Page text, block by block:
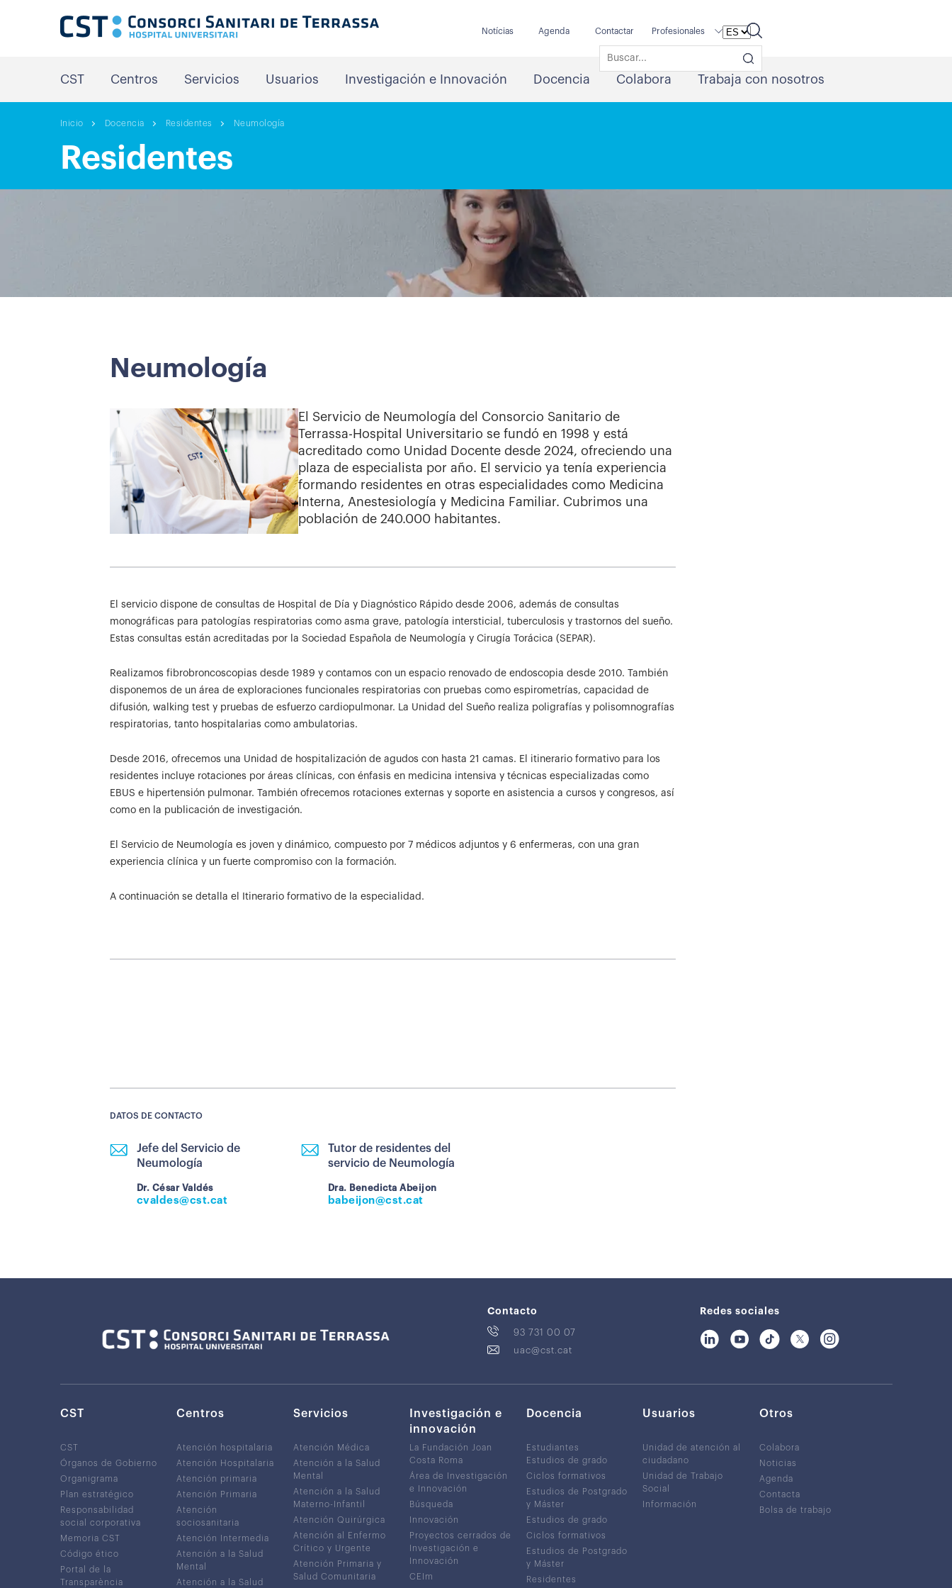
Notícias Agenda Contactar Profesionales
CST Centros Servicios Usuarios Investigación e Innovación Docencia Colabora Trabaja con nosotros
Inicio Docencia Residentes Neumología
Residentes
Neumología
El Servicio de Neumología del Consorcio Sanitario de
Terrassa-Hospital Universitario se fundó en 1998 y está
acreditado como Unidad Docente desde 2024, ofreciendo una
plaza de especialista por año. El servicio ya tenía experiencia
formando residentes en otras especialidades como Medicina
Interna, Anestesiología y Medicina Familiar. Cubrimos una
población de 240.000 habitantes.
El servicio dispone de consultas de Hospital de Día y Diagnóstico Rápido desde 2006, además de consultas
monográficas para patologías respiratorias como asma grave, patología intersticial, tuberculosis y trastornos del sueño.
Estas consultas están acreditadas por la Sociedad Española de Neumología y Cirugía Torácica (SEPAR).
Realizamos fibrobroncoscopias desde 1989 y contamos con un espacio renovado de endoscopia desde 2010. También
disponemos de un área de exploraciones funcionales respiratorias con pruebas como espirometrías, capacidad de
difusión, walking test y pruebas de esfuerzo cardiopulmonar. La Unidad del Sueño realiza poligrafías y polisomnografías
respiratorias, tanto hospitalarias como ambulatorias.
Desde 2016, ofrecemos una Unidad de hospitalización de agudos con hasta 21 camas. El itinerario formativo para los
residentes incluye rotaciones por áreas clínicas, con énfasis en medicina intensiva y técnicas especializadas como
EBUS e hipertensión pulmonar. También ofrecemos rotaciones externas y soporte en asistencia a cursos y congresos, así
como en la publicación de investigación.
El Servicio de Neumología es joven y dinámico, compuesto por 7 médicos adjuntos y 6 enfermeras, con una gran
experiencia clínica y un fuerte compromiso con la formación.
A continuación se detalla el Itinerario formativo de la especialidad.
DATOS DE CONTACTO
Jefe del Servicio de
Neumología
Dr. César Valdés
cvaldes@cst.cat
Tutor de residentes del
servicio de Neumología
Dra. Benedicta Abeijon
babeijon@cst.cat
Contacto
93 731 00 07
uac@cst.cat
Redes sociales
CST
CST
Órganos de Gobierno
Organigrama
Plan estratégico
Responsabilidad
social corporativa
Memoria CST
Código ético
Portal de la
Transparència
Centros
Atención hospitalaria
Atención Hospitalaria
Atención primaria
Atención Primaria
Atención
sociosanitaria
Atención Intermedia
Atención a la Salud
Mental
Atención a la Salud
Servicios
Atención Médica
Atención a la Salud
Mental
Atención a la Salud
Materno-Infantil
Atención Quirúrgica
Atención al Enfermo
Crítico y Urgente
Atención Primaria y
Salud Comunitaria
Investigación e
innovación
La Fundación Joan
Costa Roma
Área de Investigación
e Innovación
Búsqueda
Innovación
Proyectos cerrados de
Investigación e
Innovación
CEIm
Docencia
Estudiantes
Estudios de grado
Ciclos formativos
Estudios de Postgrado
y Máster
Estudios de grado
Ciclos formativos
Estudios de Postgrado
y Máster
Residentes
Usuarios
Unidad de atención al
ciudadano
Unidad de Trabajo
Social
Información
Otros
Colabora
Noticias
Agenda
Contacta
Bolsa de trabajo